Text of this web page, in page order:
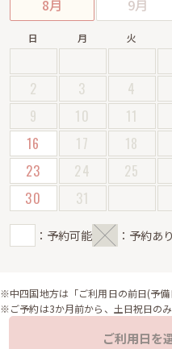
8月 9月
日 月 火
2
3 4
9
10 11
16
17 18
23
24 25
30
31
：予約可能 ：予約あり
※中四国地方は「ご利用日の前日(予備
※ご予約は3か月前から、土日祝日の
ご利用日を